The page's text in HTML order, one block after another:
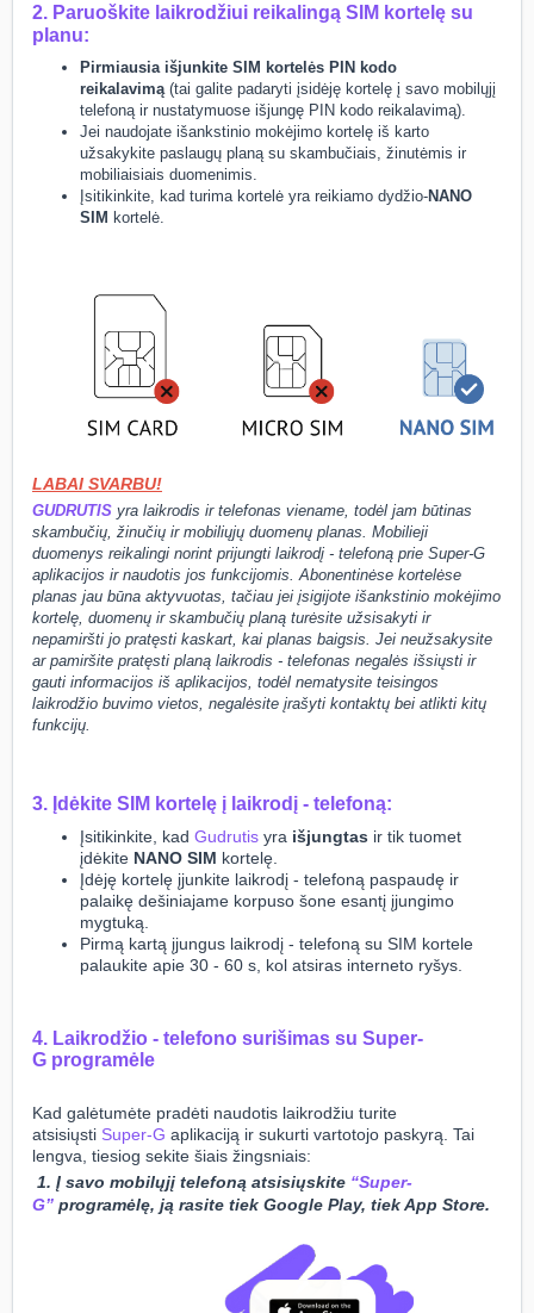
2. Paruoškite laikrodžiui reikalingą SIM kortelę su
planu:
Pirmiausia išjunkite SIM kortelės PIN kodo
reikalavimą (tai galite padaryti įsidėję kortelę į savo mobilųjį
telefoną ir nustatymuose išjungę PIN kodo reikalavimą).
Jei naudojate išankstinio mokėjimo kortelę iš karto
užsakykite paslaugų planą su skambučiais, žinutėmis ir
mobiliaisiais duomenimis.
Įsitikinkite, kad turima kortelė yra reikiamo dydžio-NANO
SIM kortelė.
LABAI SVARBU!
GUDRUTIS yra laikrodis ir telefonas viename, todėl jam būtinas
skambučių, žinučių ir mobiliųjų duomenų planas. Mobilieji
duomenys reikalingi norint prijungti laikrodį - telefoną prie Super-G
aplikacijos ir naudotis jos funkcijomis. Abonentinėse kortelėse
planas jau būna aktyvuotas, tačiau jei įsigijote išankstinio mokėjimo
kortelę, duomenų ir skambučių planą turėsite užsisakyti ir
nepamiršti jo pratęsti kaskart, kai planas baigsis. Jei neužsakysite
ar pamiršite pratęsti planą laikrodis - telefonas negalės išsiųsti ir
gauti informacijos iš aplikacijos, todėl nematysite teisingos
laikrodžio buvimo vietos, negalėsite įrašyti kontaktų bei atlikti kitų
funkcijų.
3. Įdėkite SIM kortelę į laikrodį - telefoną:
Įsitikinkite, kad Gudrutis yra išjungtas ir tik tuomet
įdėkite NANO SIM kortelę.
Įdėję kortelę įjunkite laikrodį - telefoną paspaudę ir
palaikę dešiniajame korpuso šone esantį įjungimo
mygtuką.
Pirmą kartą įjungus laikrodį - telefoną su SIM kortele
palaukite apie 30 - 60 s, kol atsiras interneto ryšys.
4. Laikrodžio - telefono surišimas su Super-
G programėle
Kad galėtumėte pradėti naudotis laikrodžiu turite
atsisiųsti Super-G aplikaciją ir sukurti vartotojo paskyrą. Tai
lengva, tiesiog sekite šiais žingsniais:
1. Į savo mobilųjį telefoną atsisiųskite “Super-
G” programėlę, ją rasite tiek Google Play, tiek App Store.